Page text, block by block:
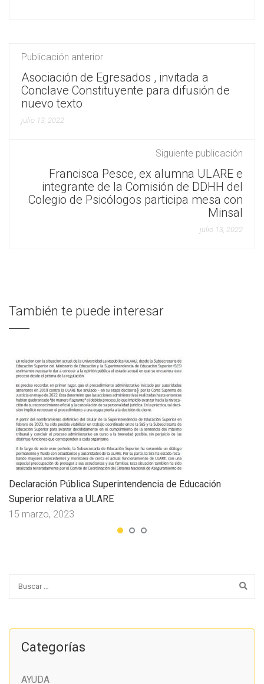
Publicación anterior
Asociación de Egresados , invitada a
Conclave Constituyente para difusión de
nuevo texto
julio 13, 2022
Siguiente publicación
Francisca Pesce, ex alumna ULARE e
integrante de la Comisión de DDHH del
Colegio de Psicólogos participa mesa con
Minsal
julio 13, 2022
También te puede interesar
Declaración Pública Superintendencia de Educación
Superior relativa a ULARE
15 marzo, 2023
Categorías
AYUDA